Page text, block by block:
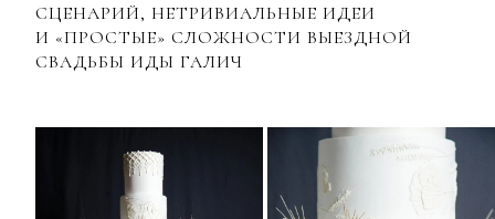
СЦЕНАРИЙ, НЕТРИВИАЛЬНЫЕ ИДЕИ
И «ПРОСТЫЕ» СЛОЖНОСТИ ВЫЕЗДНОЙ
СВАДЬБЫ ИДЫ ГАЛИЧ